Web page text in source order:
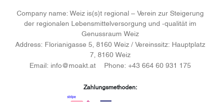
Company name: Weiz is(s)t regional – Verein zur Steigerung
der regionalen Lebensmittelversorgung und -qualität im
Genussraum Weiz
Address: Florianigasse 5, 8160 Weiz / Vereinssitz: Hauptplatz
7, 8160 Weiz
Email: info@moakt.at Phone: +43 664 60 931 175
Zahlungsmethoden: